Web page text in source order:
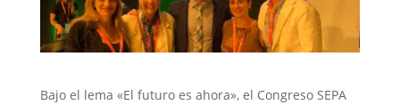
Bajo el lema «El futuro es ahora», el Congreso SEPA